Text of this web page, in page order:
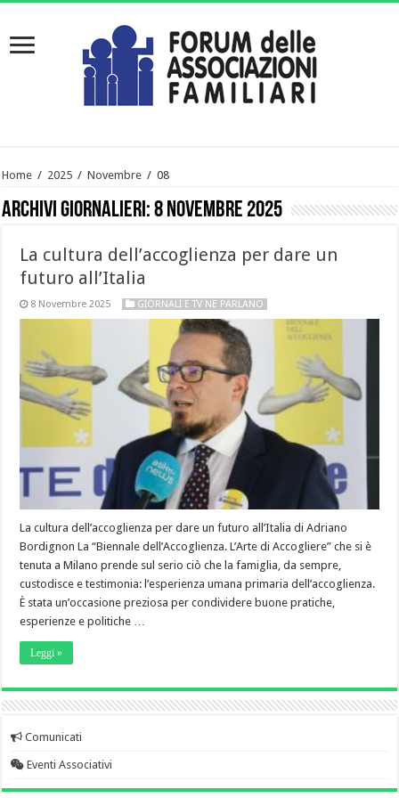
Home / 2025 / Novembre / 08
Archivi giornalieri:8 Novembre 2025
La cultura dell’accoglienza per dare un
futuro all’Italia
8 Novembre 2025 GIORNALI E TV NE PARLANO
La cultura dell’accoglienza per dare un futuro all’Italia di Adriano
Bordignon La “Biennale dell’Accoglienza. L’Arte di Accogliere” che si è
tenuta a Milano prende sul serio ciò che la famiglia, da sempre,
custodisce e testimonia: l’esperienza umana primaria dell’accoglienza.
È stata un’occasione preziosa per condividere buone pratiche,
esperienze e politiche …
Leggi »
Comunicati
Eventi Associativi